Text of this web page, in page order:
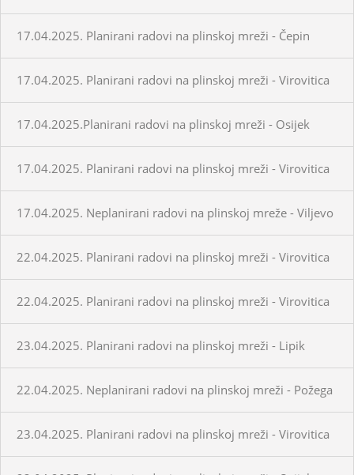
17.04.2025. Planirani radovi na plinskoj mreži - Čepin
17.04.2025. Planirani radovi na plinskoj mreži - Virovitica
17.04.2025.Planirani radovi na plinskoj mreži - Osijek
17.04.2025. Planirani radovi na plinskoj mreži - Virovitica
17.04.2025. Neplanirani radovi na plinskoj mreže - Viljevo
22.04.2025. Planirani radovi na plinskoj mreži - Virovitica
22.04.2025. Planirani radovi na plinskoj mreži - Virovitica
23.04.2025. Planirani radovi na plinskoj mreži - Lipik
22.04.2025. Neplanirani radovi na plinskoj mreži - Požega
23.04.2025. Planirani radovi na plinskoj mreži - Virovitica